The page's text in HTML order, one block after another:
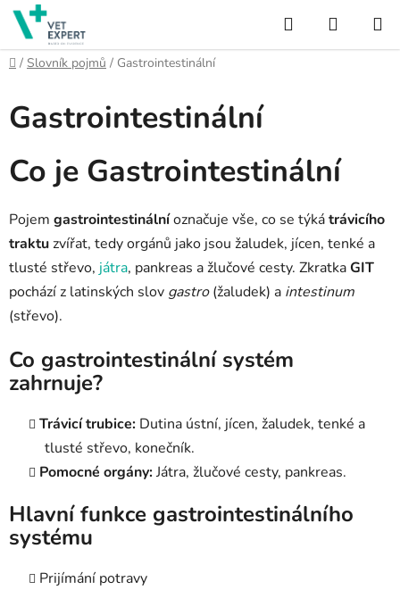
Přejít
obsah
Hledat
KOŠÍK
Domů
/ Slovník pojmů / Gastrointestinální
Gastrointestinální
Co je Gastrointestinální
Pojem gastrointestinálníoznačuje vše, co se týkátrávicího
traktuzvířat, tedy orgánů jako jsou žaludek, jícen, tenké a
tlusté střevo, játra, pankreas a žlučové cesty. ZkratkaGIT
pochází z latinských slov gastro(žaludek) a intestinum
(střevo).
Co gastrointestinální systém
zahrnuje?
Trávicí trubice: Dutina ústní, jícen, žaludek, tenké a
tlusté střevo, konečník.
Pomocné orgány:Játra, žlučové cesty, pankreas.
Hlavní funkce gastrointestinálního
systému
Prijímání potravy